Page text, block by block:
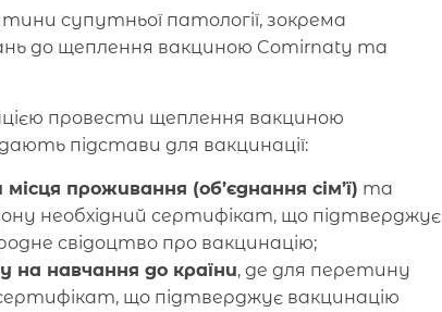
супутньої патології, зокрема
до щеплення вакциною Comirnaty та
провести щеплення вакциною
підстави для вакцинації:
проживання (об’єднання сім’ї) та
необхідний сертифікат, що підтверджує
свідоцтво про вакцинацію;
на навчання до країни, де для перетину
що підтверджує вакцинацію